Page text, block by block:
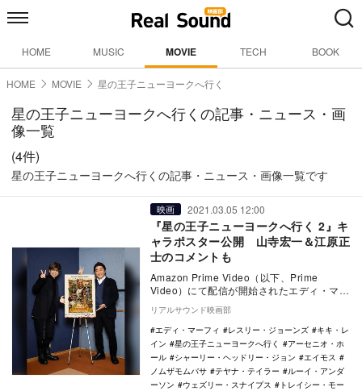
HOME MUSIC MOVIE TECH BOOK
HOME MOVIE 星の王子ニューヨークへ行く
星の王子ニューヨークへ行くの記事・ニュース・画
像一覧
(4件)
星の王子ニューヨークへ行くの記事・ニュース・画像一覧です
映画 2021.03.05 12:00
『星の王子ニューヨークへ行く 2』キ
ャラポスター公開 山寺宏一＆江原正
士のコメントも
Amazon Prime Video（以下、Prime
Video）にて配信が開始されたエディ・マー
フィ主演映画『星の王子ニュー…
リアルサウンド映画部
エディ・マーフィ
レスリー・ジョーンズ
キキ・レ
イン
星の王子ニューヨークへ行く
アーセニオ・ホ
ール
シャーリー・ヘッドリー・ジョン
エイモス
ノムザモムバサ
テヤナ・テイラー
ルーイ・アンダ
ーソン
ウェズリー・スナイプス
トレイシー・モー